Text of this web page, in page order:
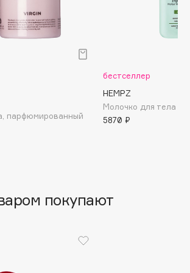
парфюмированный
бестселлер
HEMPZ
Молочко для тела
5870 ₽
покупают